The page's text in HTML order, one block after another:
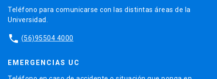
Teléfono para comunicarse con las distintas áreas de la
Universidad.
phone (56)95504 4000
EMERGENCIAS UC